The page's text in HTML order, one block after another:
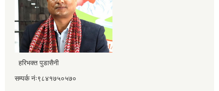
हरिभक्त पुडासैनी
सम्पर्क नंः९८४१७५०५७०